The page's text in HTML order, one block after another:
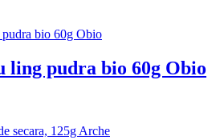
ling pudra bio 60g Obio